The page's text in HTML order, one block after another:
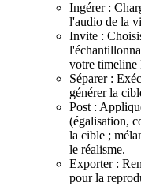
Ingérer :
l'audio de la
Invite :
votre
Séparer :
générer la
Post :
(égalisation,
la cible ;
le réalisme.
Exporter :
pour la